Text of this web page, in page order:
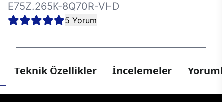
E75Z.265K-8Q70R-VHD
5 Yorum
Teknik Özellikler İncelemeler